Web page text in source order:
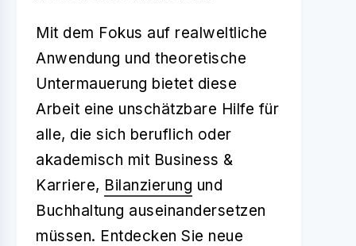
Mit dem Fokus auf realweltliche
Anwendung und theoretische
Untermauerung bietet diese
Arbeit eine unschätzbare Hilfe für
alle, die sich beruflich oder
akademisch mit Business &
Karriere, Bilanzierung und
Buchhaltung auseinandersetzen
müssen. Entdecken Sie neue